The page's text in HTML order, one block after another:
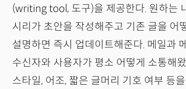
(writing tool, 도구)을 제공한다. 원하는
시리가 초안을 작성해주고 기존 글을 어
설명하면 즉시 업데이트해준다. 메일과
수신자와 사용자가 평소 어떻게 소통해
스타일, 어조, 짧은 글머리 기호 여부 등